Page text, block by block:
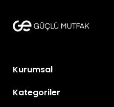
Kurumsal
Kategoriler